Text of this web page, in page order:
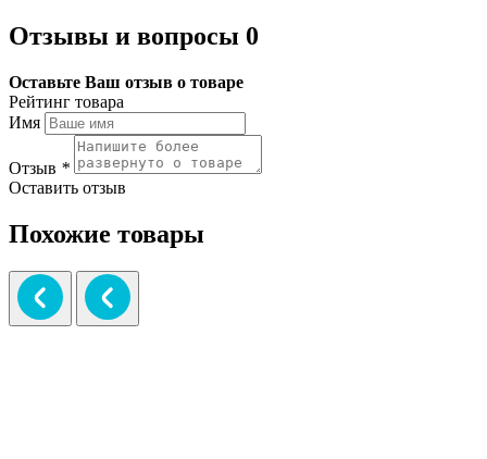
Отзывы и вопросы 0
Оставьте Ваш отзыв о товаре
Рейтинг товара
Имя
Отзыв *
Оставить отзыв
Похожие товары